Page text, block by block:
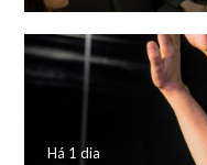
Há 1 dia